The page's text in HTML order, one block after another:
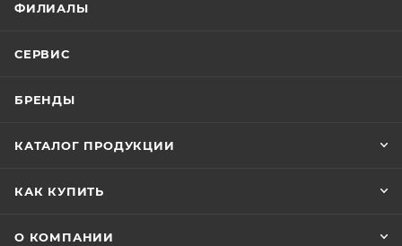
ФИЛИАЛЫ
СЕРВИС
БРЕНДЫ
КАТАЛОГ ПРОДУКЦИИ
КАК КУПИТЬ
О КОМПАНИИ